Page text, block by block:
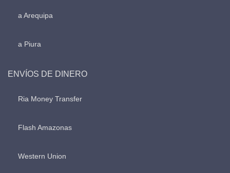
a Arequipa
a Piura
ENVÍOS DE DINERO
Ria Money Transfer
Flash Amazonas
Western Union